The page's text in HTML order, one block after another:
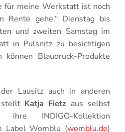
für meine Werkstatt ist noch
Rente gehe.“ Dienstag bis
und zweiten Samstag im
in Pulsnitz zu besichtigen
Blaudruck-Produkte
Lausitz auch in anderen
stellt Katja Fietz aus selbst
ihre INDIGO-Kollektion
Label Womblu (womblu.de)